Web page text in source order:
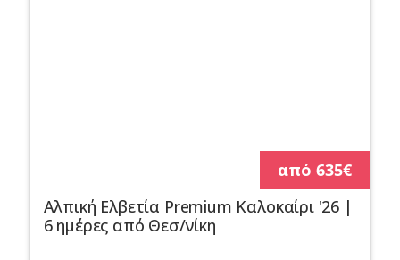
από 635€
Αλπική Ελβετία Premium Καλοκαίρι '26 |
6 ημέρες από Θεσ/νίκη